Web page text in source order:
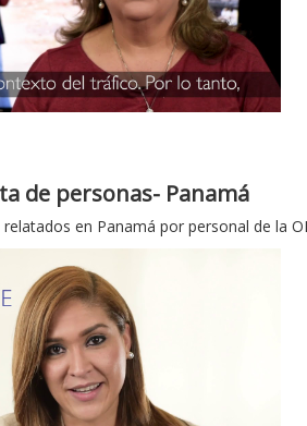
de personas- Panamá
en Panamá por personal de la